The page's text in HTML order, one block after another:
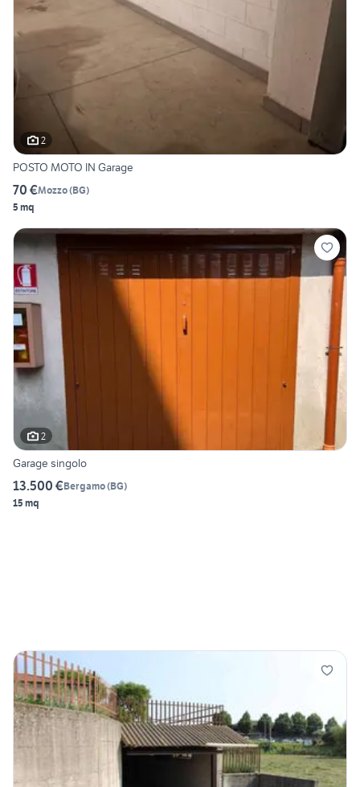
2
POSTO MOTO IN Garage
70 €Mozzo(BG)
5 mq
2
Garage singolo
13.500 €Bergamo(BG)
15 mq